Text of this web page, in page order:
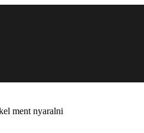
ment nyaralni